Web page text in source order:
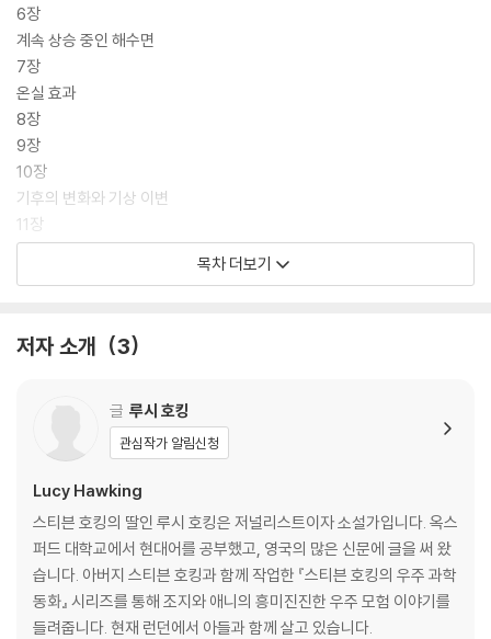
6장
계속 상승 중인 해수면
7장
온실 효과
8장
9장
10장
기후의 변화와 기상 이변
11장
나무의 중요성
감사의 말
목차 더보기
저자 소개 3
글 루시 호킹
관심작가 알림신청
Lucy Hawking
스티븐 호킹의 딸인 루시 호킹은 저널리스트이자 소설가입니다. 옥스
퍼드 대학교에서 현대어를 공부했고, 영국의 많은 신문에 글을 써 왔
습니다. 아버지 스티븐 호킹과 함께 작업한 『스티븐 호킹의 우주 과학
동화』 시리즈를 통해 조지와 애니의 흥미진진한 우주 모험 이야기를
들려줍니다. 현재 런던에서 아들과 함께 살고 있습니다.